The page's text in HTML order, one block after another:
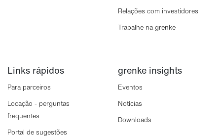
Relações com investidores
Trabalhe na grenke
Links rápidos
Para parceiros
Locação - perguntas
frequentes
Portal de sugestões
grenke insights
Eventos
Notícias
Downloads